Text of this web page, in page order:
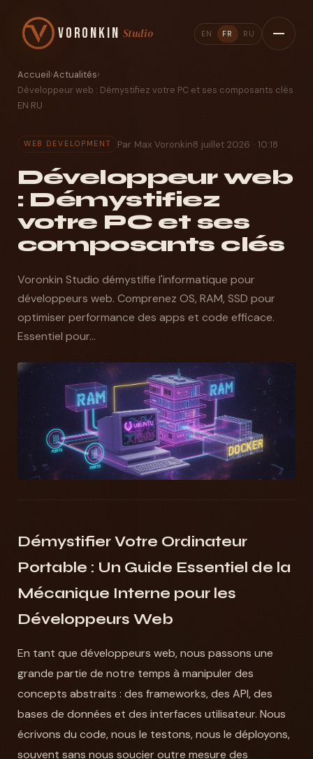
Voronkin Studio EN FR RU
Accueil›Actualités›
Développeur web : Démystifiez votre PC et ses composants clés
EN·RU
WEB DEVELOPMENT Par Max Voronkin8 juillet 2026 · 10:18
Développeur web
: Démystifiez
votre PC et ses
composants clés
Voronkin Studio démystifie l'informatique pour
développeurs web. Comprenez OS, RAM, SSD pour
optimiser performance des apps et code efficace.
Essentiel pour...
Démystifier Votre Ordinateur
Portable : Un Guide Essentiel de la
Mécanique Interne pour les
Développeurs Web
En tant que développeurs web, nous passons une
grande partie de notre temps à manipuler des
concepts abstraits : des frameworks, des API, des
bases de données et des interfaces utilisateur. Nous
écrivons du code, nous le testons, nous le déployons,
souvent sans nous soucier outre mesure des